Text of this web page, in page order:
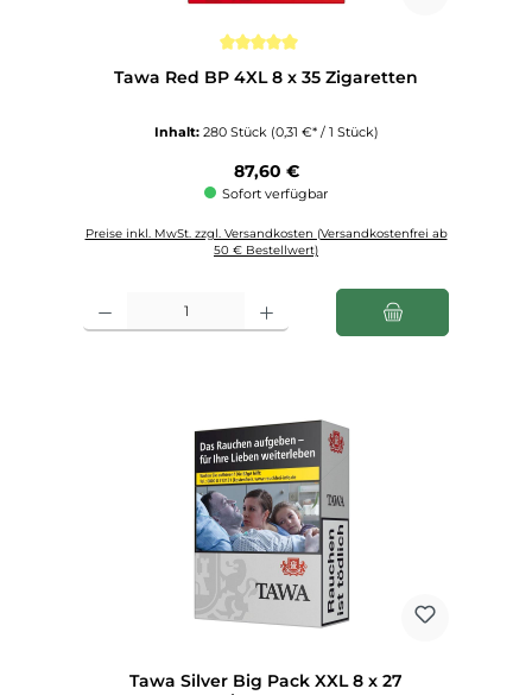
Tawa Red BP 4XL 8 x 35 Zigaretten
Inhalt: 280 Stück (0,31 €* / 1 Stück)
Regulärer Preis:
87,60 €
Sofort verfügbar
Preise inkl. MwSt. zzgl. Versandkosten (Versandkostenfrei ab
50 € Bestellwert)
Tawa Silver Big Pack XXL 8 x 27